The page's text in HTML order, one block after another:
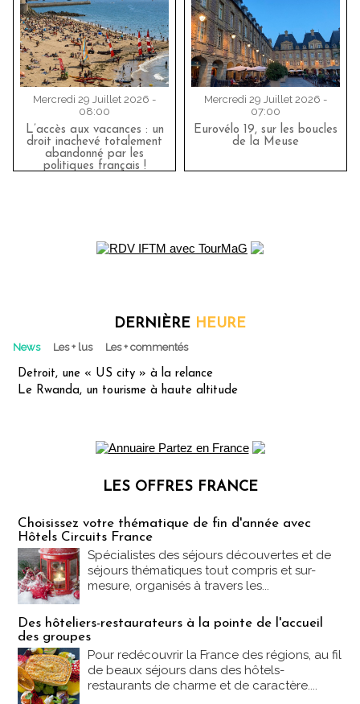
Mercredi 29 Juillet 2026 -
08:00
L’accès aux vacances : un
droit inachevé totalement
abandonné par les
politiques français !
Mercredi 29 Juillet 2026 -
07:00
Eurovélo 19, sur les boucles
de la Meuse
DERNIÈRE HEURE
News Les + lus Les + commentés
Detroit, une « US city » à la relance
Le Rwanda, un tourisme à haute altitude
LES OFFRES FRANCE
Choisissez votre thématique de fin d'année avec
Hôtels Circuits France
Spécialistes des séjours découvertes et de
séjours thématiques tout compris et sur-
mesure, organisés à travers les...
Des hôteliers-restaurateurs à la pointe de l'accueil
des groupes
Pour redécouvrir la France des régions, au fil
de beaux séjours dans des hôtels-
restaurants de charme et de caractère....